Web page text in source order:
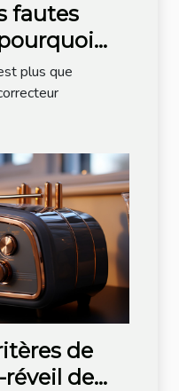
fautes
?
plus que
de
de